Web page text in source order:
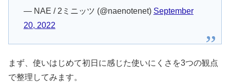
— NAE / 2ミニッツ (@naenotenet) September
20, 2022
まず、使いはじめて初日に感じた使いにくさを3つの観点
で整理してみます。